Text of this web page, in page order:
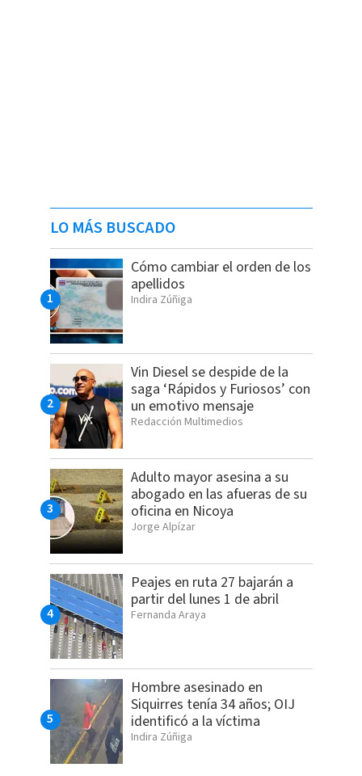
LO MÁS BUSCADO
Cómo cambiar el orden de los
apellidos
Indira Zúñiga
Vin Diesel se despide de la
saga ‘Rápidos y Furiosos’ con
un emotivo mensaje
Redacción Multimedios
Adulto mayor asesina a su
abogado en las afueras de su
oficina en Nicoya
Jorge Alpízar
Peajes en ruta 27 bajarán a
partir del lunes 1 de abril
Fernanda Araya
Hombre asesinado en
Siquirres tenía 34 años; OIJ
identificó a la víctima
Indira Zúñiga